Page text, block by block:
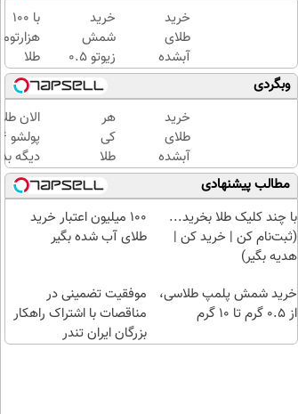
خرید
طلای
آبشده
حتی با
۱۰۰هزارتومان
خرید
شمش
زیوتو ۰.۵
گرمی
عیار ۹۹۵
| ضد
جعل و
پلمپ
مخصوص
با ۱۰۰
طلا
بخرید،
اون هم
قسطی
وبگردی
خرید
طلای
آبشده
حتی با
۱۰۰هزارتومان
هر
کی
طلا
داره،
غم
نداره!
😊💎
چند
کلیک)
الان
دیگه
طلا با
بی‌بهره
مطالب پیشنهادی
با چند کلیک طلا بخرید...
(ثبت‌نام کن | خرید کن |
هدیه بگیر)
100 میلیون اعتبار خرید
طلای آب شده بگیر
خرید شمش پلمپ طلاسی،
از ۰.۵ گرم تا ۱۰ گرم
موفقیت تضمینی در
مناقصات با اشتراک راهکار
بزرگان ایران تندر